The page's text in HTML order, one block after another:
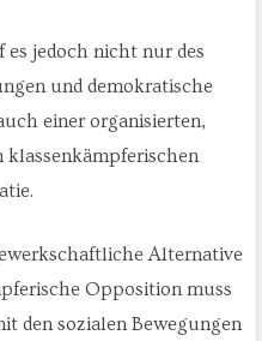
es jedoch nicht nur des
und demokratische
einer organisierten,
klassenkämpferischen
Alternative
Opposition muss
den sozialen Bewegungen